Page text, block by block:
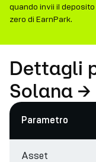
quando invii il
zero di EarnPark.
Dettagli
Solana →
Parametro
Asset